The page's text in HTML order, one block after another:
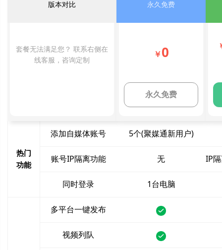
版本对比
套餐无法满足您？ 联系右侧在
线客服，咨询定制
永久免费
￥0
永久免费
热门
功能
添加自媒体账号 5个(聚媒通新用户)
账号IP隔离功能 无 IP
同时登录 1台电脑
多平台一键发布
视频列队